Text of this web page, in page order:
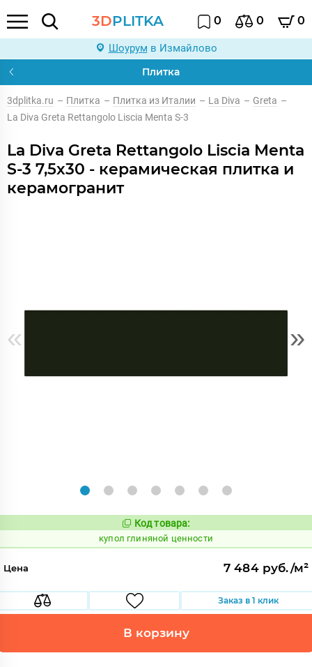
3DPLITKA 0 0 0
Шоурум в Измайлово
Плитка
3dplitka.ru – Плитка – Плитка из Италии – La Diva – Greta –
La Diva Greta Rettangolo Liscia Menta S-3
La Diva Greta Rettangolo Liscia Menta
S-3 7,5x30 - керамическая плитка и
керамогранит
« »
Код:
845992
Код товара:
купол глиняной ценности
Цена 7 484 руб./м²
Заказ в 1 клик
В корзину